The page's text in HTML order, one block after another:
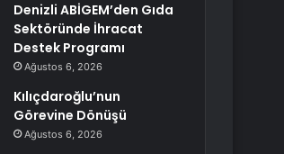
Denizli ABİGEM’den Gıda
Sektöründe İhracat
Destek Programı
Ağustos 6, 2026
Kılıçdaroğlu’nun
Görevine Dönüşü
Ağustos 6, 2026